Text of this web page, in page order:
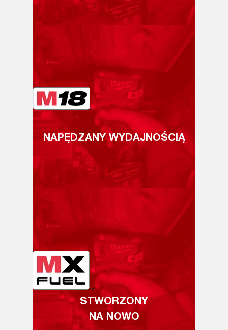
NAPĘDZANY WYDAJNOŚCIĄ
STWORZONY
NA NOWO